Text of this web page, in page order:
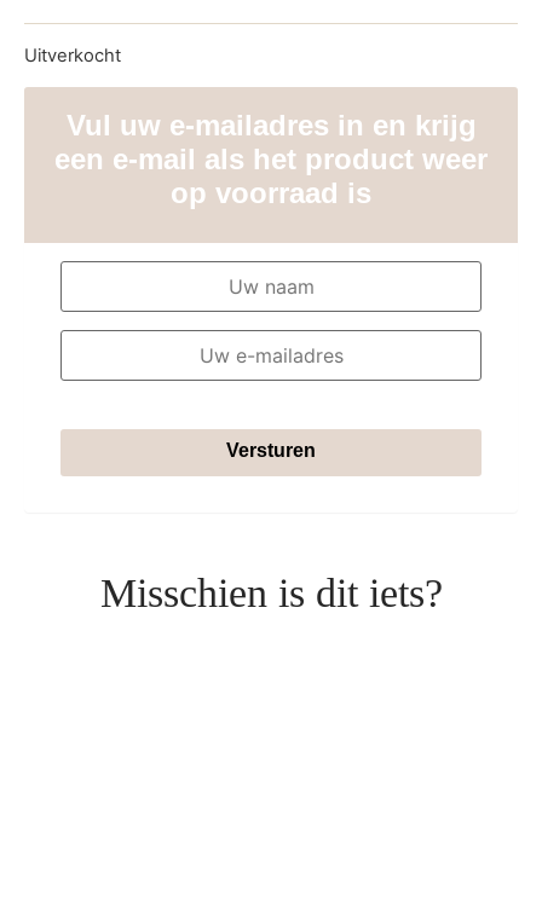
Uitverkocht
Vul uw e-mailadres in en krijg
een e-mail als het product weer
op voorraad is
Versturen
Misschien is dit iets?